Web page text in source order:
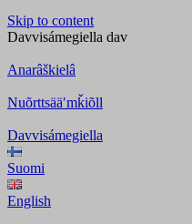
Skip to content
Davvisámegiella dav
Anarâškielâ
Nuõrttsääʹmǩiõll
Davvisámegiella
Suomi
English